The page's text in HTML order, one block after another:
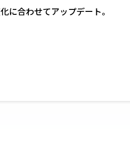
に合わせてアップデート。